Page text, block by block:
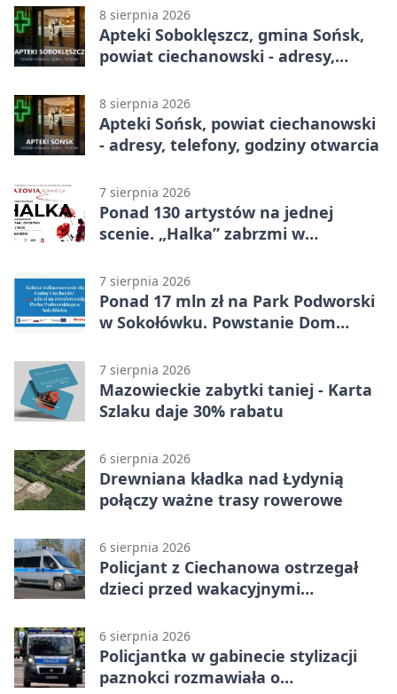
8 sierpnia 2026
Apteki Soboklęszcz, gmina Sońsk,
powiat ciechanowski - adresy,
8 sierpnia 2026
Apteki Sońsk, powiat ciechanowski
- adresy, telefony, godziny otwarcia
7 sierpnia 2026
Ponad 130 artystów na jednej
scenie. „Halka” zabrzmi w
7 sierpnia 2026
Ponad 17 mln zł na Park Podworski
w Sokołówku. Powstanie Dom
7 sierpnia 2026
Mazowieckie zabytki taniej - Karta
Szlaku daje 30% rabatu
6 sierpnia 2026
Drewniana kładka nad Łydynią
połączy ważne trasy rowerowe
6 sierpnia 2026
Policjant z Ciechanowa ostrzegał
dzieci przed wakacyjnymi
6 sierpnia 2026
Policjantka w gabinecie stylizacji
paznokci rozmawiała o